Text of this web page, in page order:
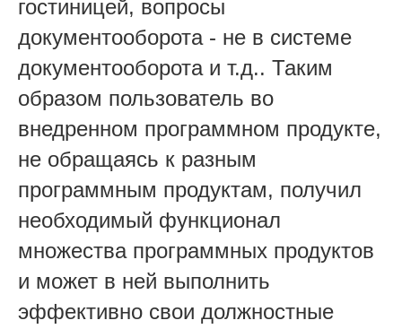
гостиницей, вопросы
документооборота - не в системе
документооборота и т.д.. Таким
образом пользователь во
внедренном программном продукте,
не обращаясь к разным
программным продуктам, получил
необходимый функционал
множества программных продуктов
и может в ней выполнить
эффективно свои должностные